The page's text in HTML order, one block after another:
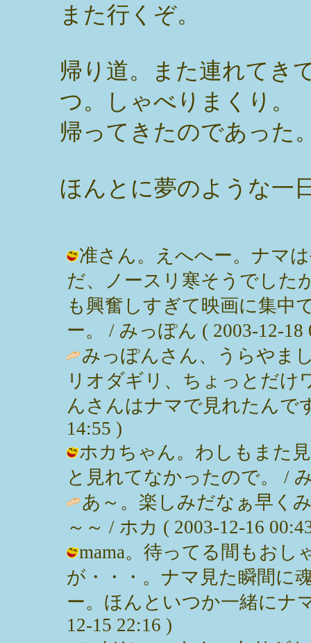
また行くぞ。
帰り道。また連れてき
つ。しゃべりまくり。
帰ってきたのであった
ほんとに夢のような一
准さん。えへへー。ナマ
だ、ノースリ寒そうでした
も興奮しすぎて映画に集中
ー。 / みっぽん ( 2003-12-18
みっぽんさん、うらやま
リオダギリ、ちょっとだけ
んさんはナマで見れたんで
14:55 )
ホカちゃん。わしもまた
と見れてなかったので。 /
あ～。楽しみだなぁ早
～～ / ホカ ( 2003-12-16
mama。待ってる間もお
が・・・。ナマ見た瞬間に
ー。ほんといつか一緒にナ
12-15 22:16 )